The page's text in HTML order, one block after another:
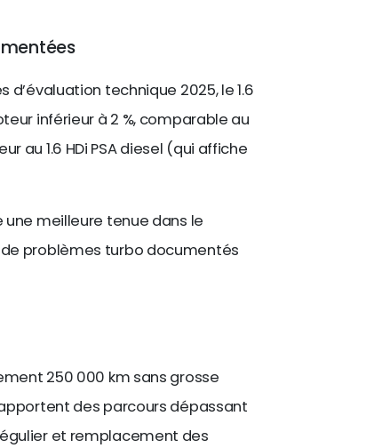
technique 2025, le 1.6
inférieur à 2 %, comparable au
au 1.6 HDi PSA diesel (qui affiche
une meilleure tenue dans le
problèmes turbo documentés
250 000 km sans grosse
des parcours dépassant
et remplacement des